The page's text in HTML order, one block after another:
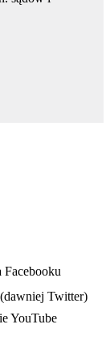
Facebooku
Twitter)
YouTube